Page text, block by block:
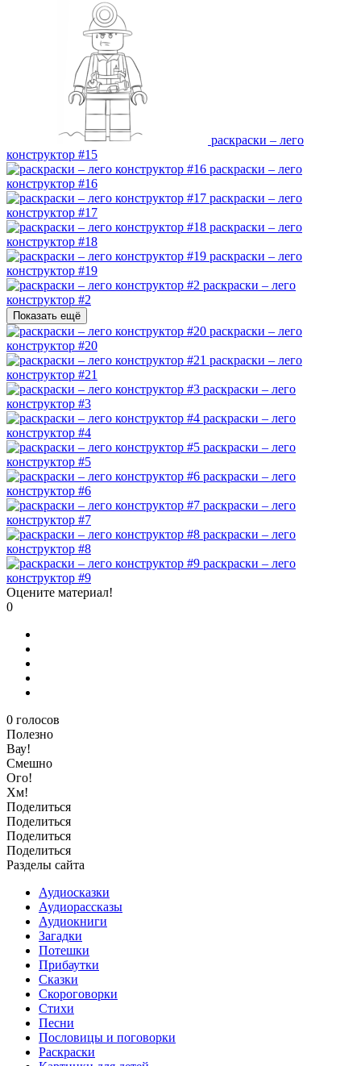
раскраски – лего
конструктор #15
раскраски – лего
конструктор #16
раскраски – лего
конструктор #17
раскраски – лего
конструктор #18
раскраски – лего
конструктор #19
раскраски – лего
конструктор #2
Показать ещё
раскраски – лего
конструктор #20
раскраски – лего
конструктор #21
раскраски – лего
конструктор #3
раскраски – лего
конструктор #4
раскраски – лего
конструктор #5
раскраски – лего
конструктор #6
раскраски – лего
конструктор #7
раскраски – лего
конструктор #8
раскраски – лего
конструктор #9
Оцените материал!
0
0 голосов
Полезно
Вау!
Смешно
Ого!
Хм!
Поделиться
Поделиться
Поделиться
Поделиться
Разделы сайта
Аудиосказки
Аудиорассказы
Аудиокниги
Загадки
Потешки
Прибаутки
Сказки
Скороговорки
Стихи
Песни
Пословицы и поговорки
Раскраски